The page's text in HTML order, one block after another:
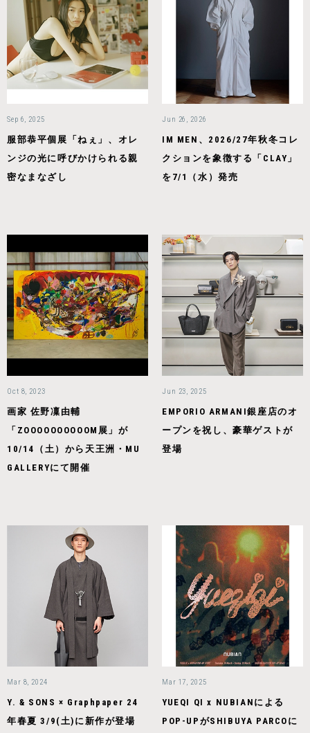
Sep 6, 2025
服部恭平個展「ねぇ」、オレ
ンジの光に呼びかけられる親
密なまなざし
Jun 26, 2026
IM MEN、2026/27年秋冬コレ
クションを象徴する「CLAY」
を7/1（水）発売
Oct 8, 2023
画家 佐野凜由輔
「ZOOOOOOOOOOM展」が
10/14（土）から天王洲・MU
GALLERYにて開催
Jun 23, 2025
EMPORIO ARMANI銀座店のオ
ープンを祝し、豪華ゲストが
登場
Mar 8, 2024
Y. & SONS × Graphpaper 24
年春夏 3/9(土)に新作が登場
Mar 17, 2025
YUEQI QI x NUBIANによる
POP-UPがSHIBUYA PARCOに